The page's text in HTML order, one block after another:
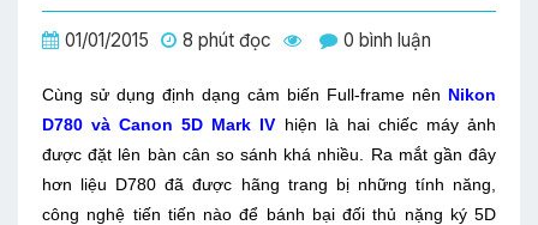
01/01/2015 8 phút đọc 0 bình luận
Cùng sử dụng định dạng cảm biến Full-frame nên Nikon
D780 và Canon 5D Mark IV hiện là hai chiếc máy ảnh
được đặt lên bàn cân so sánh khá nhiều. Ra mắt gần đây
hơn liệu D780 đã được hãng trang bị những tính năng,
công nghệ tiến tiến nào để bánh bại đối thủ nặng ký 5D